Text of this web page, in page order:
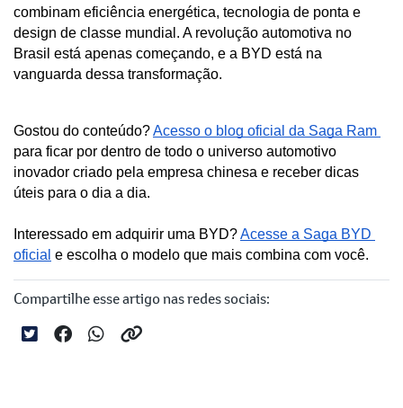
combinam eficiência energética, tecnologia de ponta e
design de classe mundial. A revolução automotiva no
Brasil está apenas começando, e a BYD está na
vanguarda dessa transformação.
Gostou do conteúdo?
para ficar por dentro de todo o universo automotivo
inovador criado pela empresa chinesa e receber dicas
úteis para o dia a dia.
Interessado em adquirir uma BYD? Acesse a Saga BYD
oficial e escolha o modelo que mais combina com você.
Compartilhe esse artigo nas redes sociais: